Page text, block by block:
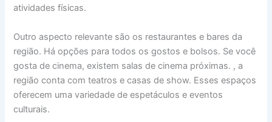
atividades físicas.
Outro aspecto relevante são os restaurantes e bares da
região. Há opções para todos os gostos e bolsos. Se você
gosta de cinema, existem salas de cinema próximas. , a
região conta com teatros e casas de show. Esses espaços
oferecem uma variedade de espetáculos e eventos
culturais.